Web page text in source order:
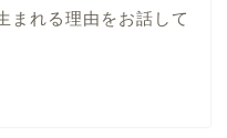
まれる理由をお話して